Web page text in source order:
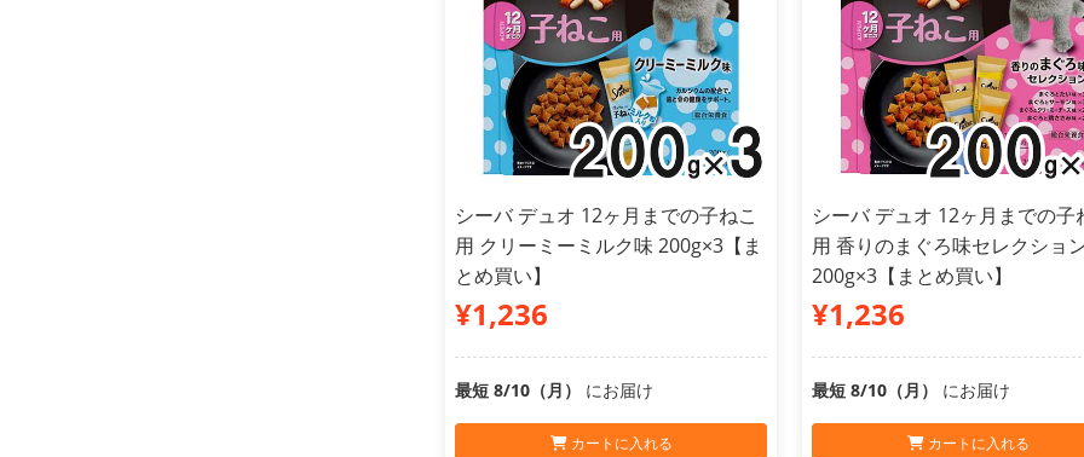
シーバ デュオ 12ヶ月までの子ねこ
用 クリーミーミルク味 200g×3【ま
とめ買い】
¥1,236
最短 8/10（月） にお届け
カートに入れる
シーバ デュオ 12ヶ月までの子
用 香りのまぐろ味セレクショ
200g×3【まとめ買い】
¥1,236
最短 8/10（月） にお届け
カートに入れる